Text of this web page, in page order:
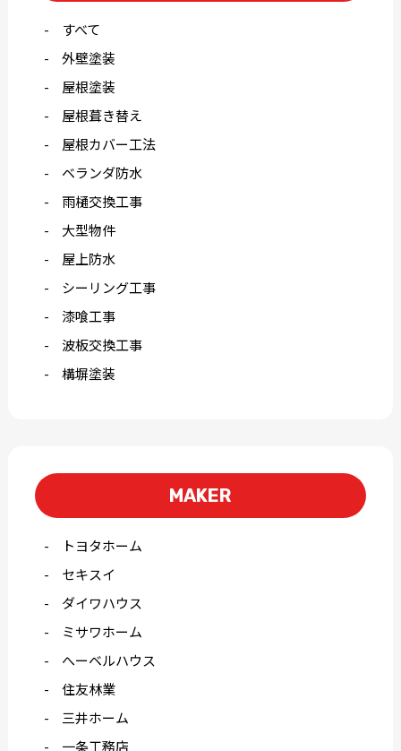
すべて
外壁塗装
屋根塗装
屋根葺き替え
屋根カバー工法
ベランダ防水
雨樋交換工事
大型物件
屋上防水
シーリング工事
漆喰工事
波板交換工事
構塀塗装
MAKER
トヨタホーム
セキスイ
ダイワハウス
ミサワホーム
へーベルハウス
住友林業
三井ホーム
一条工務店